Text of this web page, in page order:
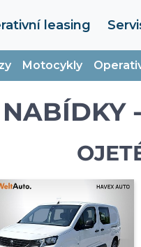
leasing
Motocykly